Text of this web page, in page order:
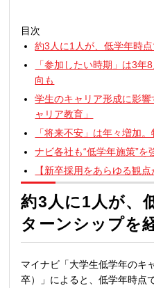
目次
約3人に1人が、低学年時
「参加したい時期」は3年
向も
学生のキャリア形成に影
ャリア教育」
「将来不安」は年々増加
ナビ各社も“低学年施策”を
【新卒採用をあらゆる観点
約3人に1人が、
ターンシップを
マイナビ「大学生低学年のキ
卒）」によると、低学年時点